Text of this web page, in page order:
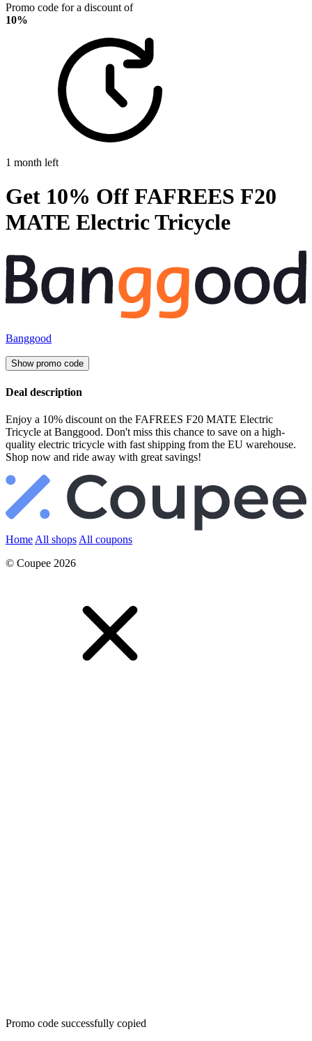
Promo code for a discount of
10%
1 month left
Get 10% Off FAFREES F20
MATE Electric Tricycle
Banggood
Show promo code
Deal description
Enjoy a 10% discount on the FAFREES F20 MATE Electric
Tricycle at Banggood. Don't miss this chance to save on a high-
quality electric tricycle with fast shipping from the EU warehouse.
Shop now and ride away with great savings!
Home All shops All coupons
© Coupee 2026
Promo code successfully copied